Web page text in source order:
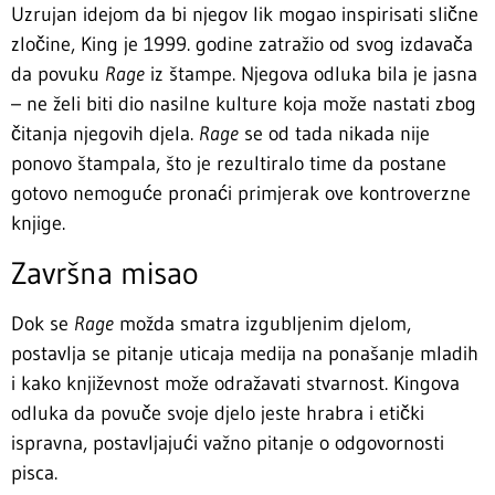
Uzrujan idejom da bi njegov lik mogao inspirisati slične
zločine, King je 1999. godine zatražio od svog izdavača
da povuku Rage iz štampe. Njegova odluka bila je jasna
– ne želi biti dio nasilne kulture koja može nastati zbog
čitanja njegovih djela. Rage se od tada nikada nije
ponovo štampala, što je rezultiralo time da postane
gotovo nemoguće pronaći primjerak ove kontroverzne
knjige.
Završna misao
Dok se Rage možda smatra izgubljenim djelom,
postavlja se pitanje uticaja medija na ponašanje mladih
i kako književnost može odražavati stvarnost. Kingova
odluka da povuče svoje djelo jeste hrabra i etički
ispravna, postavljajući važno pitanje o odgovornosti
pisca.